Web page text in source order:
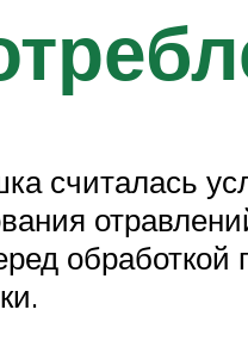
считалась
обработкой